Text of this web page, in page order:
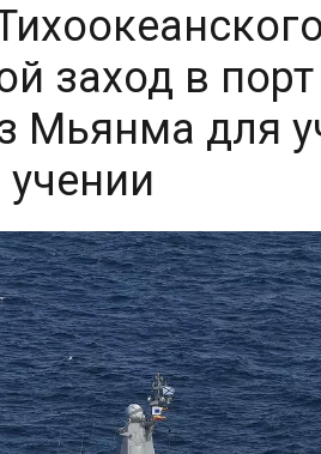
заход в
Мьянма для